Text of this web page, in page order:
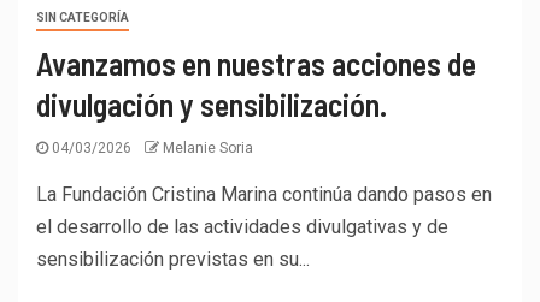
SIN CATEGORÍA
Avanzamos en nuestras acciones de
divulgación y sensibilización.
04/03/2026 Melanie Soria
La Fundación Cristina Marina continúa dando pasos en
el desarrollo de las actividades divulgativas y de
sensibilización previstas en su...